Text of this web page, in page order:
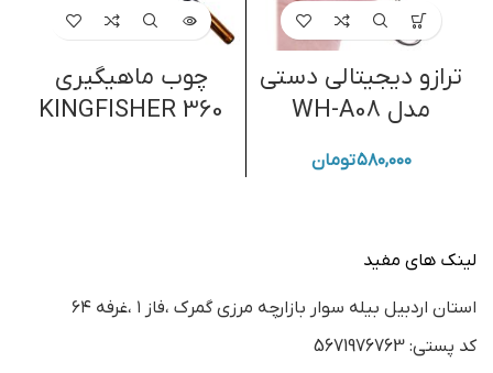
ترازو دیجیتالی دستی
مدل WH-A08
۵۸۰,۰۰۰تومان
چوب ماهیگیری
KINGFISHER 360
لینک های مفید
استان اردبيل بيله سوار بازارچه مرزي گمرك ،فاز ١ ،غرفه ٦٤
كد پستي: 5671976763